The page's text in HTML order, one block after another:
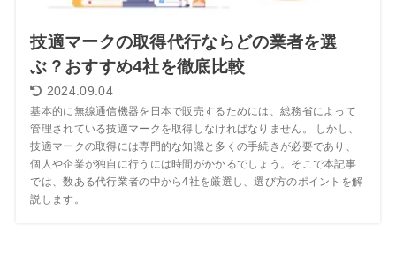
技適マークの取得代行ならどの業者を選
ぶ？おすすめ4社を徹底比較
2024.09.04
基本的に無線通信機器を日本で販売するためには、総務省によって
管理されている技適マークを取得しなければなりません。 しかし、
技適マークの取得には専門的な知識と多くの手続きが必要であり、
個人や企業が独自に行うには時間がかかるでしょう。そこで本記事
では、数ある代行業者の中から4社を厳選し、選び方のポイントを解
説します。